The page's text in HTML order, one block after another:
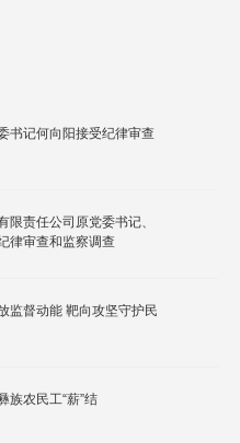
书记何向阳接受纪律审查
限责任公司原党委书记、
律审查和监察调查
靶向攻坚守护民
族农民工“薪”结